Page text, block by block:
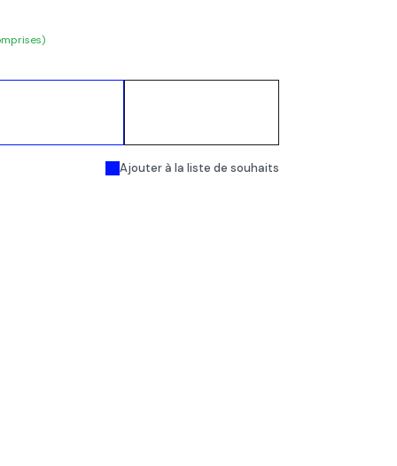
Ajouter à la liste de souhaits